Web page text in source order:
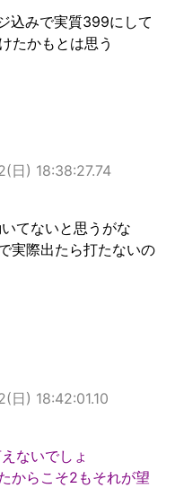
込みで実質399にして
たかもとは思う
日) 18:38:27.74
てないと思うがな
実際出たら打たないの
日) 18:42:01.10
ないでしょ
からこそ2もそれが望